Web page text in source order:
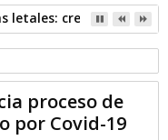
letales: creadora de
ante impacto por
proceso de
por Covid-19